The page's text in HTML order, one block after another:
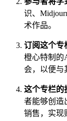
识、
术作品。
订阅这个专
橙心特制的
会，以便与
这个专栏的
者能够创造
销售，实现